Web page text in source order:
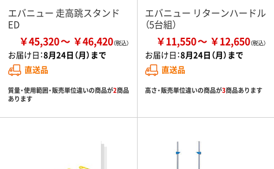
エバニュー 走高跳スタンド
ED
￥45,320 ￥46,420
お届け日：8月24日（月）まで
直送品
質量・使用範囲・販売単位違いの商品が2商品
あります
エバニュー リターンハードル
（5台組）
￥11,550 ￥12,650
お届け日：8月24日（月）まで
直送品
高さ・販売単位違いの商品が3商品あります